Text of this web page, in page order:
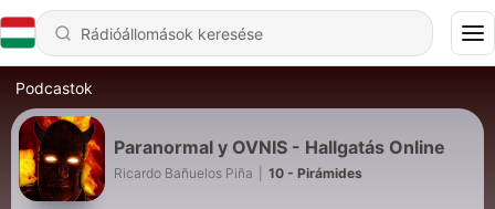
Podcastok
Paranormal y OVNIS - Hallgatás Online
Ricardo Bañuelos Piña 10 - Pirámides